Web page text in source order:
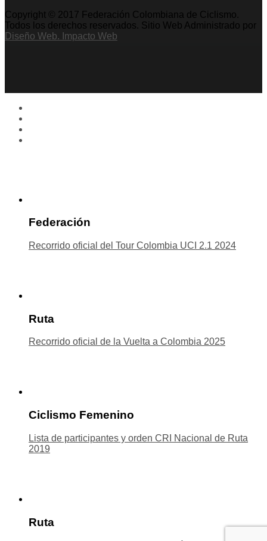
Copyright © 2017 Federación Colombiana de Ciclismo.
Todos los derechos reservados. Sitio Web Administrado por
Diseño Web. Impacto Web
Federación
Recorrido oficial del Tour Colombia UCI 2.1 2024
Ruta
Recorrido oficial de la Vuelta a Colombia 2025
Ciclismo Femenino
Lista de participantes y orden CRI Nacional de Ruta
2019
Ruta